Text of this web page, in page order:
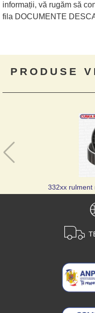
informații, vă rugăm să
fila DOCUMENTE
PRODUSE
332xx rulment